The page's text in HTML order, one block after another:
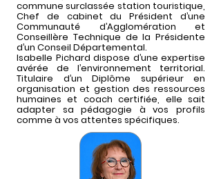
commune surclassée station touristique,
Chef de cabinet du Président d’une
Communauté d’Agglomération et
Conseillère Technique de la Présidente
d’un Conseil Départemental.
Isabelle Pichard dispose d’une expertise
avérée de l’environnement territorial.
Titulaire d’un Diplôme supérieur en
organisation et gestion des ressources
humaines et coach certifiée, elle sait
adapter sa pédagogie à vos profils
comme à vos attentes spécifiques.